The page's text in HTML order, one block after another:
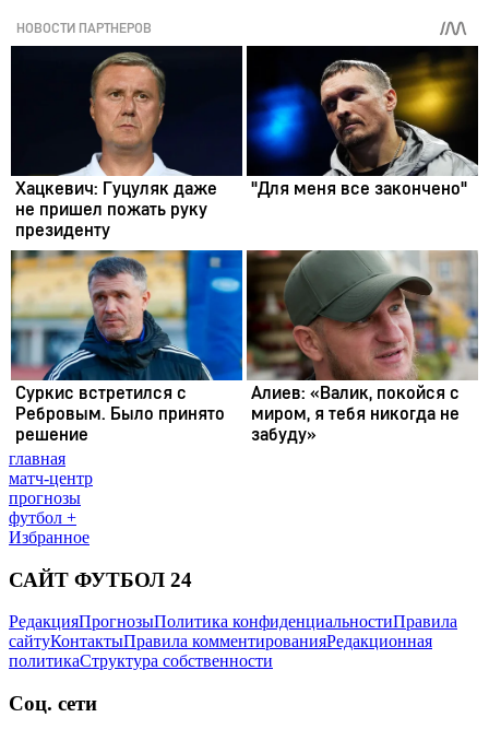
главная
матч-центр
прогнозы
футбол +
Избранное
САЙТ ФУТБОЛ 24
РедакцияПрогнозыПолитика конфиденциальностиПравила
сайтуКонтактыПравила комментированияРедакционная
политикаСтруктура собственности
Соц. сети